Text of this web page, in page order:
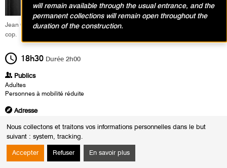
Nous collectons et traitons vos informations personnelles dans le but
suivant : system, tracking.
Accepter Refuser En savoir plus
Jean Cocteau, Le sang d'un poète, 1930 (Still) © StudioCanal image,
cop. (1930)
18h30 Durée 2h00
Publics
Adultes
Personnes à mobilité réduite
Adresse
Heures
Le : Jeudi 18 juin 2026 de 18h30 à 20h30
À l’occasion de la rétrospective d’envergure consacrée à Lee Miller au
will remain available through the usual entrance, and the
permanent collections will remain open throughout the
duration of the construction.